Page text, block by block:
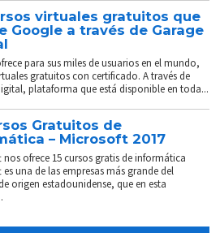
virtuales gratuitos que
Google a través de Garage
para sus miles de usuarios en el mundo,
gratuitos con certificado. A través de
plataforma que está disponible en toda...
Gratuitos de
– Microsoft 2017
nos ofrece 15 cursos gratis de informática
una de las empresas más grande del
origen estadounidense, que en esta